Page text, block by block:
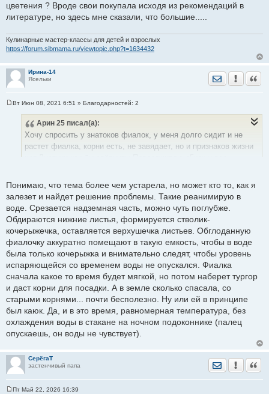
цветения ? Вроде свои покупала исходя из рекомендаций в
литературе, но здесь мне сказали, что большие.....
Кулинарные мастер-классы для детей и взрослых
https://forum.sibmama.ru/viewtopic.php?t=1634432
Ирина-14
Ясельки
Отправить
Вт Июн 08, 2021 6:51 » Благодарностей: 2
Арин 25 писал(а):
Хочу спросить у знатоков фиалок, у меня долго сидит и не
растет фиалка, корни есть, не завядает, но и признаков жизни
Добавлено спустя 1 минуту 31 секунду:
Вот она такая грустная совсем...
Понимаю, что тема более чем устарела, но может кто то, как я
залезет и найдет решение проблемы. Такие реанимирую в
воде. Срезается надземная часть, можно чуть поглубже.
Обдираются нижние листья, формируется стволик-
кочерыжечка, оставляется верхушечка листьев. Обглоданную
фиалочку аккуратно помещают в такую емкость, чтобы в воде
была только кочерыжка и внимательно следят, чтобы уровень
испаряющейся со временем воды не опускался. Фиалка
сначала какое то время будет мягкой, но потом наберет тургор
и даст корни для посадки. А в земле сколько спасала, со
старыми корнями... почти бесполезно. Ну или ей в принципе
был каюк. Да, и в это время, равномерная температура, без
охлаждения воды в стакане на ночном подоконнике (палец
опускаешь, он воды не чувствует).
СерёгаТ
застенчивый папа
Отправить
Пт Май 22, 2026 16:39